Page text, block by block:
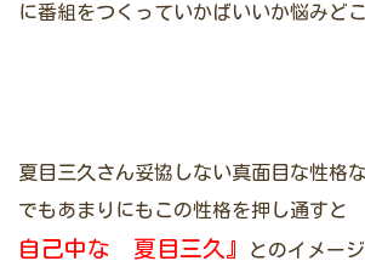
に番組をつくっていかばいいか悩みど
夏目三久さん妥協しない真面目な性格
でもあまりにもこの性格を押し通すと
自己中な 夏目三久』
とのイメー